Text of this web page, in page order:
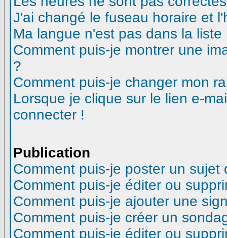
J'ai changé le fuseau horaire et
Ma langue n'est pas dans la liste
Comment puis-je montrer une
?
Comment puis-je changer mon
Lorsque je clique sur le lien e-
connecter !
Publication
Comment puis-je poster un sujet
Comment puis-je éditer ou
Comment puis-je ajouter une
Comment puis-je créer un
Comment puis-je éditer ou